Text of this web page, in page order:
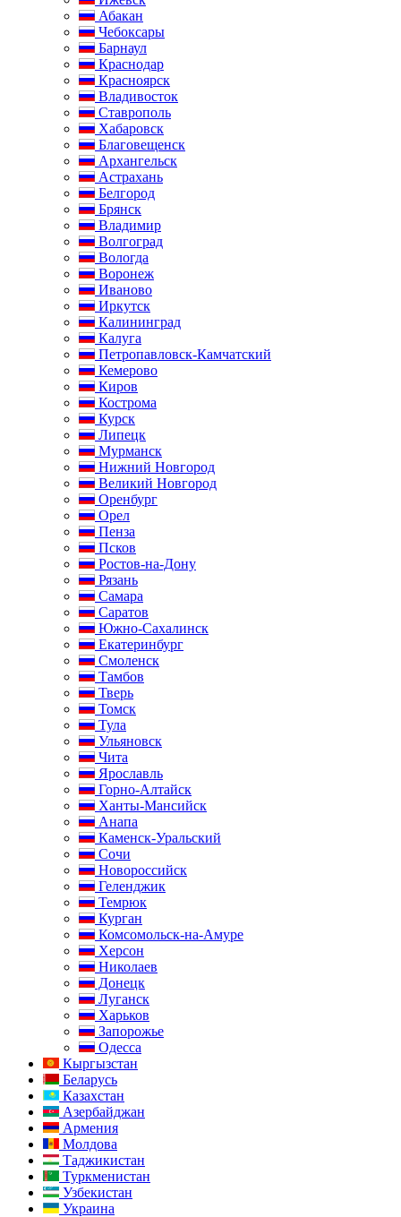
Абакан
Чебоксары
Барнаул
Краснодар
Красноярск
Владивосток
Ставрополь
Хабаровск
Благовещенск
Архангельск
Астрахань
Белгород
Брянск
Владимир
Волгоград
Вологда
Воронеж
Иваново
Иркутск
Калининград
Калуга
Петропавловск-Камчатский
Кемерово
Киров
Кострома
Курск
Липецк
Мурманск
Нижний Новгород
Великий Новгород
Оренбург
Орел
Пенза
Псков
Ростов-на-Дону
Рязань
Самара
Саратов
Южно-Сахалинск
Екатеринбург
Смоленск
Тамбов
Тверь
Томск
Тула
Ульяновск
Чита
Ярославль
Горно-Алтайск
Ханты-Мансийск
Анапа
Каменск-Уральский
Сочи
Новороссийск
Геленджик
Темрюк
Курган
Комсомольск-на-Амуре
Херсон
Николаев
Донецк
Луганск
Харьков
Запорожье
Одесса
Кыргызстан
Беларусь
Казахстан
Азербайджан
Армения
Молдова
Таджикистан
Туркменистан
Узбекистан
Украина